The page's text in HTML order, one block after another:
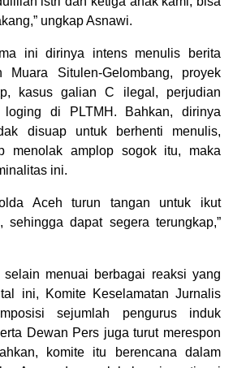
ungkap Asnawi.
ini dirinya intens menulis berita
Situlen-Gelombang, proyek
kasus galian C ilegal, perjudian
di PLTMH. Bahkan, dirinya
disuap untuk berhenti menulis,
menolak amplop sogok itu, maka
ini.
Aceh turun tangan untuk ikut
sehingga dapat segera terungkap,”
menuai berbagai reaksi yang
ini, Komite Keselamatan Jurnalis
sejumlah pengurus induk
Dewan Pers juga turut merespon
komite itu berencana dalam